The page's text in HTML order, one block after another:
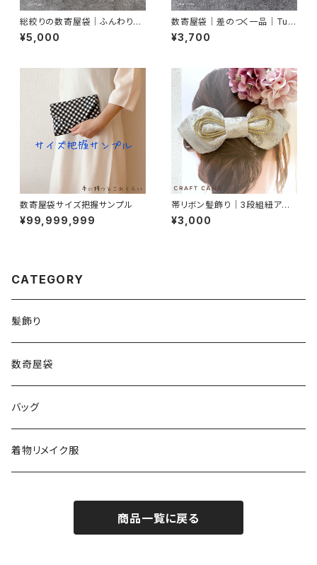
総絞りの数寄屋袋｜ふんわりピ
ンクグレー｜御朱印帳入れ・茶
道
¥5,000
数寄屋袋｜差のつく一品｜Tuli
ps2｜御朱印帳入れ
¥3,700
数寄屋袋サイズ把握サンプル
¥99,999,999
帯リボン髪飾り｜3段組紐アレ
ンジ・ホワイトシルバー
¥3,000
CATEGORY
髪飾り
数奇屋袋
バッグ
着物リメイク服
商品一覧に戻る